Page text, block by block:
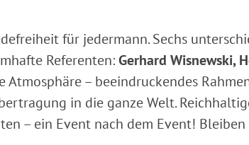
für jedermann. Sechs
Referenten:Gerhard Wisnewski,
Atmosphäre – beeindruckendes
in die ganze Welt.
– ein Event nach dem Event!